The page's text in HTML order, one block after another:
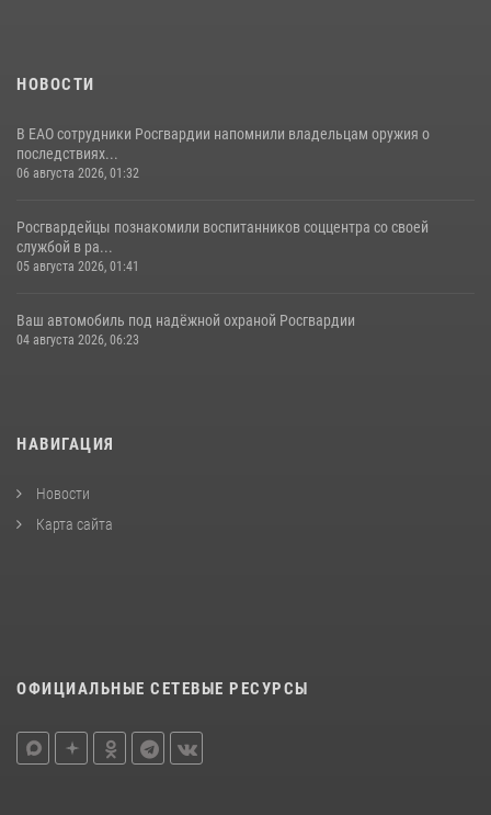
НОВОСТИ
В ЕАО сотрудники Росгвардии напомнили владельцам оружия о
последствиях...
06 августа 2026, 01:32
Росгвардейцы познакомили воспитанников соццентра со своей
службой в ра...
05 августа 2026, 01:41
Ваш автомобиль под надёжной охраной Росгвардии
04 августа 2026, 06:23
НАВИГАЦИЯ
Новости
Карта сайта
ОФИЦИАЛЬНЫЕ СЕТЕВЫЕ РЕСУРСЫ